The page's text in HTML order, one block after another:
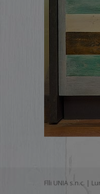
Flli UNIA s.n.c. |